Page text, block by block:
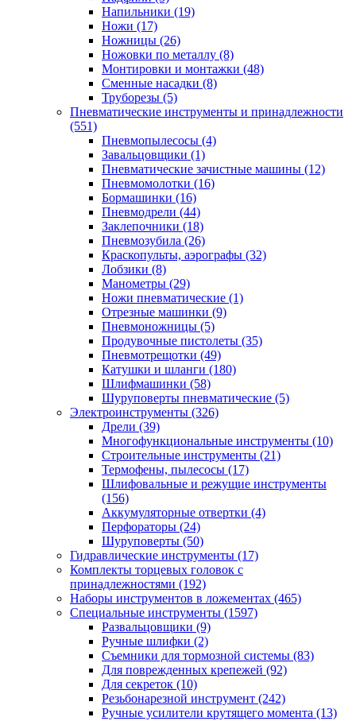
Напильники (19)
Ножи (17)
Ножницы (26)
Ножовки по металлу (8)
Монтировки и монтажки (48)
Сменные насадки (8)
Труборезы (5)
Пневматические инструменты и принадлежности
(551)
Пневмопылесосы (4)
Завальцовщики (1)
Пневматические зачистные машины (12)
Пневмомолотки (16)
Бормашинки (16)
Пневмодрели (44)
Заклепочники (18)
Пневмозубила (26)
Краскопульты, аэрографы (32)
Лобзики (8)
Манометры (29)
Ножи пневматические (1)
Отрезные машинки (9)
Пневмоножницы (5)
Продувочные пистолеты (35)
Пневмотрещотки (49)
Катушки и шланги (180)
Шлифмашинки (58)
Шуруповерты пневматические (5)
Электроинструменты (326)
Дрели (39)
Многофункциональные инструменты (10)
Строительные инструменты (21)
Термофены, пылесосы (17)
Шлифовальные и режущие инструменты
(156)
Аккумуляторные отвертки (4)
Перфораторы (24)
Шуруповерты (50)
Гидравлические инструменты (17)
Комплекты торцевых головок с
принадлежностями (192)
Наборы инструментов в ложементах (465)
Специальные инструменты (1597)
Развальцовщики (9)
Ручные шлифки (2)
Съемники для тормозной системы (83)
Для поврежденных крепежей (92)
Для секреток (10)
Резьбонарезной инструмент (242)
Ручные усилители крутящего момента (13)